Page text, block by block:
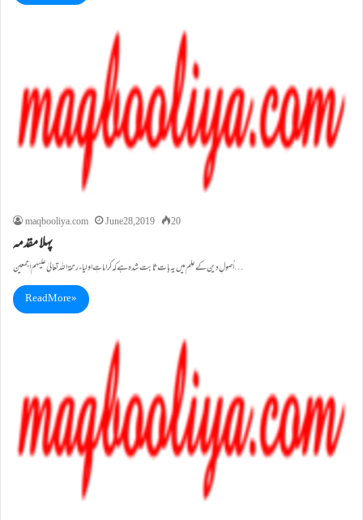
maqbooliya.com June 28, 2019 20
پہلا مقدمہ
اُصولِ دین کے علم میں یہ بات ثابت شدہ ہے کہ کراماتِ اولیاء رحمۃ اللہ تعالیٰ علیہم اجمعین…
Read More »